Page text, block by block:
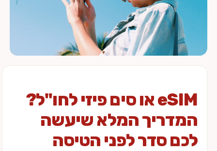
eSIM או סים פיזי לחו"ל?
המדריך המלא שיעשה
לכם סדר לפני הטיסה